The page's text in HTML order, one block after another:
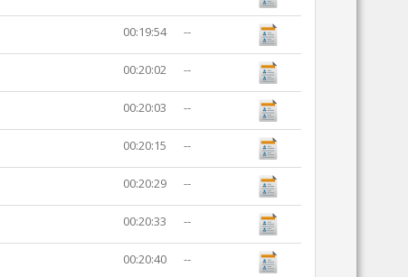
00:19:54 --
00:20:02 --
00:20:03 --
00:20:15 --
00:20:29 --
00:20:33 --
00:20:40 --